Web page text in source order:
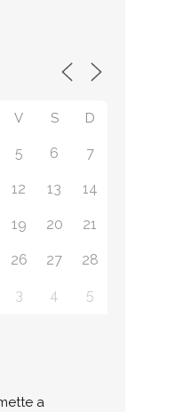
V S D
5 6 7
12 13 14
19 20 21
26 27 28
3 4 5
a